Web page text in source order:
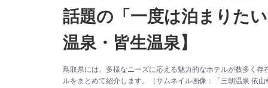
話題の「一度は泊まりた
温泉・皆生温泉】
鳥取県には、多様なニーズに応える魅力的なホテルが数多く
ルをまとめて紹介します。（サムネイル画像：「三朝温泉 依